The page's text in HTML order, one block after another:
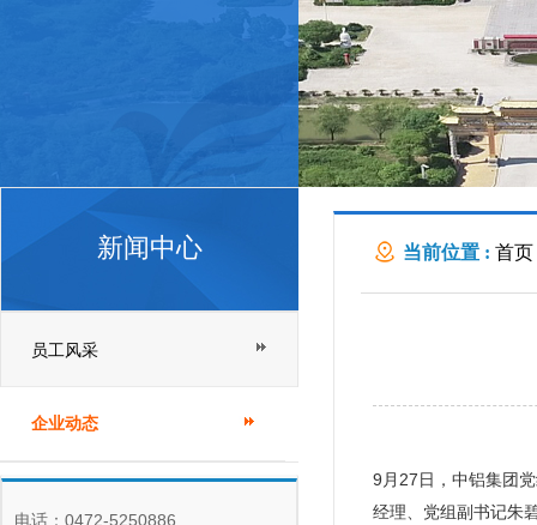
新闻中心
员工风采
企业动态
电话：0472-5250886
当前位置 : 首页
9月27日，中铝集团
经理、党组副书记朱